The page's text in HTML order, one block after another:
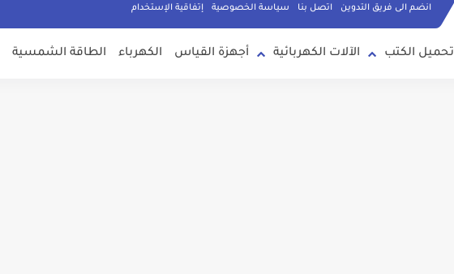
انضم الى فريق التدوين اتصل بنا سياسة الخصوصية إتفاقية الإستخدام
تحميل الكتب الآلات الكهربائية أجهزة القياس الكهرباء الطاقة الشمسية